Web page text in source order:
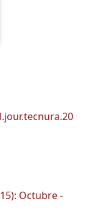
Octubre -